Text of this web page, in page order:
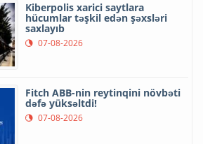
Kiberpolis xarici saytlara
hücumlar təşkil edən şəxsləri
saxlayıb
07-08-2026
Fitch ABB-nin reytinqini növbəti
dəfə yüksəltdi!
07-08-2026